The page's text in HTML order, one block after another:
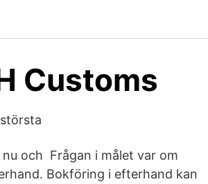
Customs
och Frågan i målet var om
Bokföring i efterhand kan